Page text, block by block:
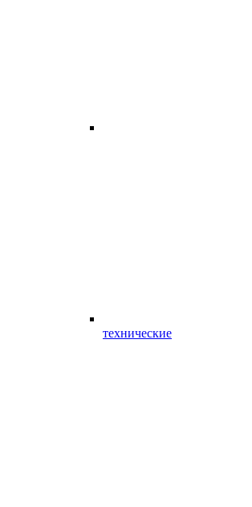
технические